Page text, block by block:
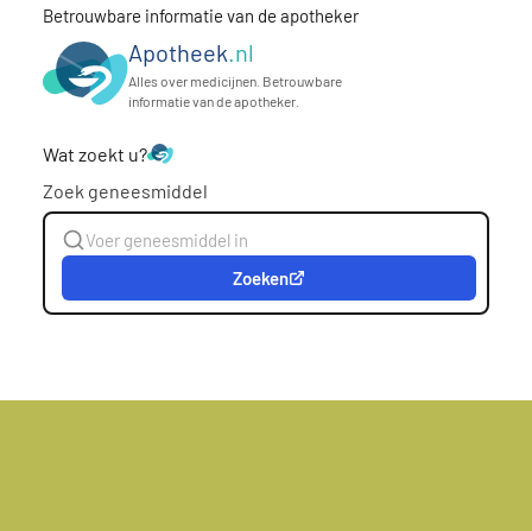
Betrouwbare informatie van de apotheker
Apotheek .nl
Alles over medicijnen. Betrouwbare
informatie van de apotheker.
Wat zoekt u?
Zoek geneesmiddel
Zoeken